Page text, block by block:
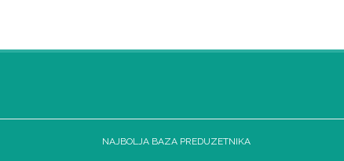
NAJBOLJA BAZA PREDUZETNIKA